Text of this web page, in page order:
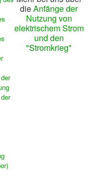
dieAnfänge der
Nutzung von
elektrischem Strom
und den
"Stromkrieg"